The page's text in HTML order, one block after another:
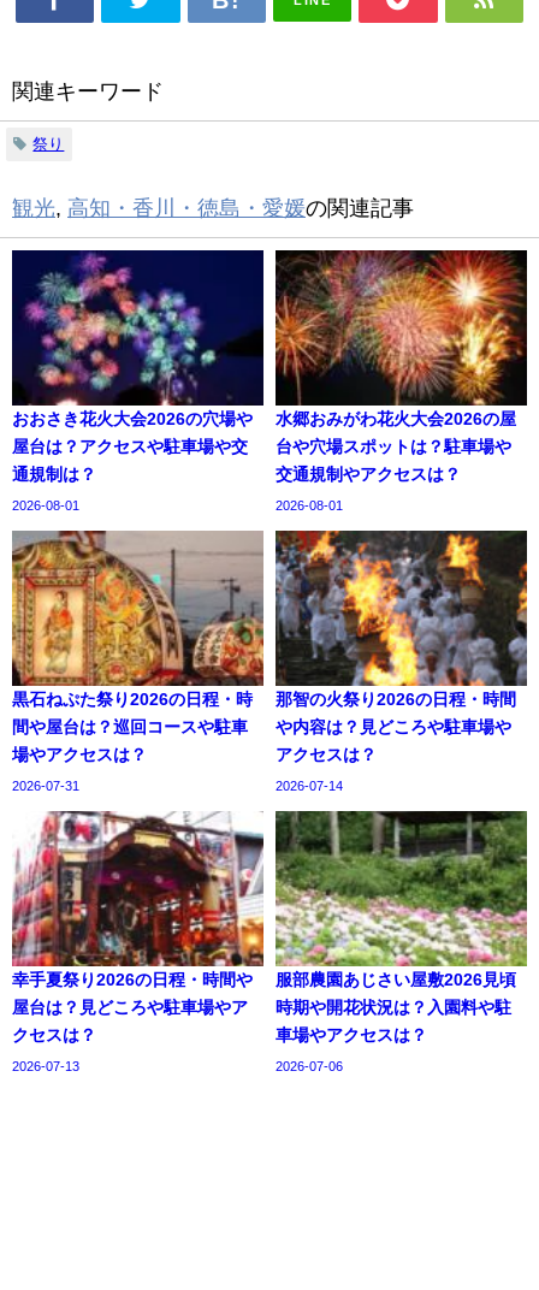
関連キーワード
祭り
観光, 高知・香川・徳島・愛媛の関連記事
おおさき花火大会2026の穴場や
屋台は？アクセスや駐車場や交
通規制は？
2026-08-01
水郷おみがわ花火大会2026の屋
台や穴場スポットは？駐車場や
交通規制やアクセスは？
2026-08-01
黒石ねぷた祭り2026の日程・時
間や屋台は？巡回コースや駐車
場やアクセスは？
2026-07-31
那智の火祭り2026の日程・時間
や内容は？見どころや駐車場や
アクセスは？
2026-07-14
幸手夏祭り2026の日程・時間や
屋台は？見どころや駐車場やア
クセスは？
2026-07-13
服部農園あじさい屋敷2026見頃
時期や開花状況は？入園料や駐
車場やアクセスは？
2026-07-06